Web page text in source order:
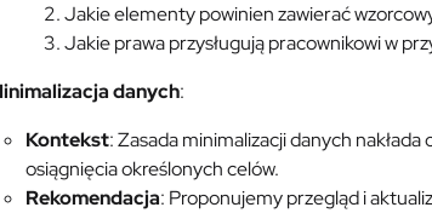
Jakie elementy powinien zawierać
Jakie prawa przysługują pracownikowi w
danych:
Kontekst: Zasada minimalizacji danych
osiągnięcia określonych celów.
Rekomendacja: Proponujemy przegląd i